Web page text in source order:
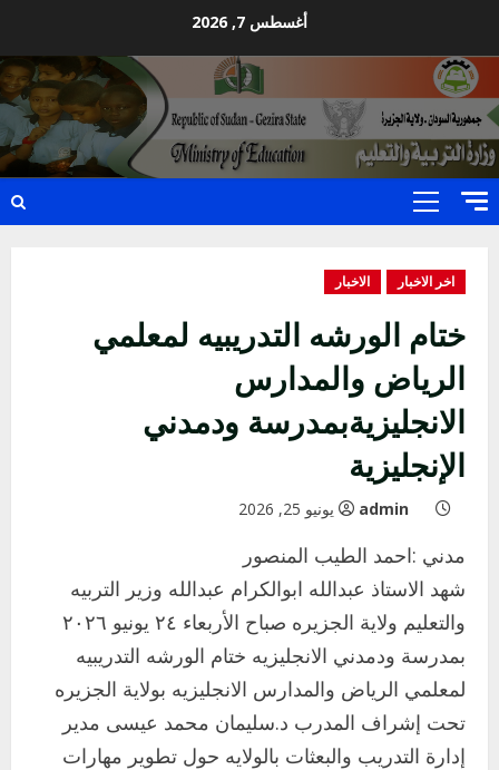
content
أغسطس 7, 2026
Primary
اخر الاخبار الاخبار
ختام الورشه التدريبيه لمعلمي
الرياض والمدارس
الانجليزيةبمدرسة ودمدني
الإنجليزية
admin يونيو 25, 2026
مدني :احمد الطيب المنصور
شهد الاستاذ عبدالله ابوالكرام عبدالله وزير التربيه
والتعليم ولاية الجزيره صباح الأربعاء ٢٤ يونيو ٢٠٢٦
بمدرسة ودمدني الانجليزيه ختام الورشه التدريبيه
لمعلمي الرياض والمدارس الانجليزيه بولاية الجزيره
تحت إشراف المدرب د.سليمان محمد عيسى مدير
إدارة التدريب والبعثات بالولايه حول تطوير مهارات